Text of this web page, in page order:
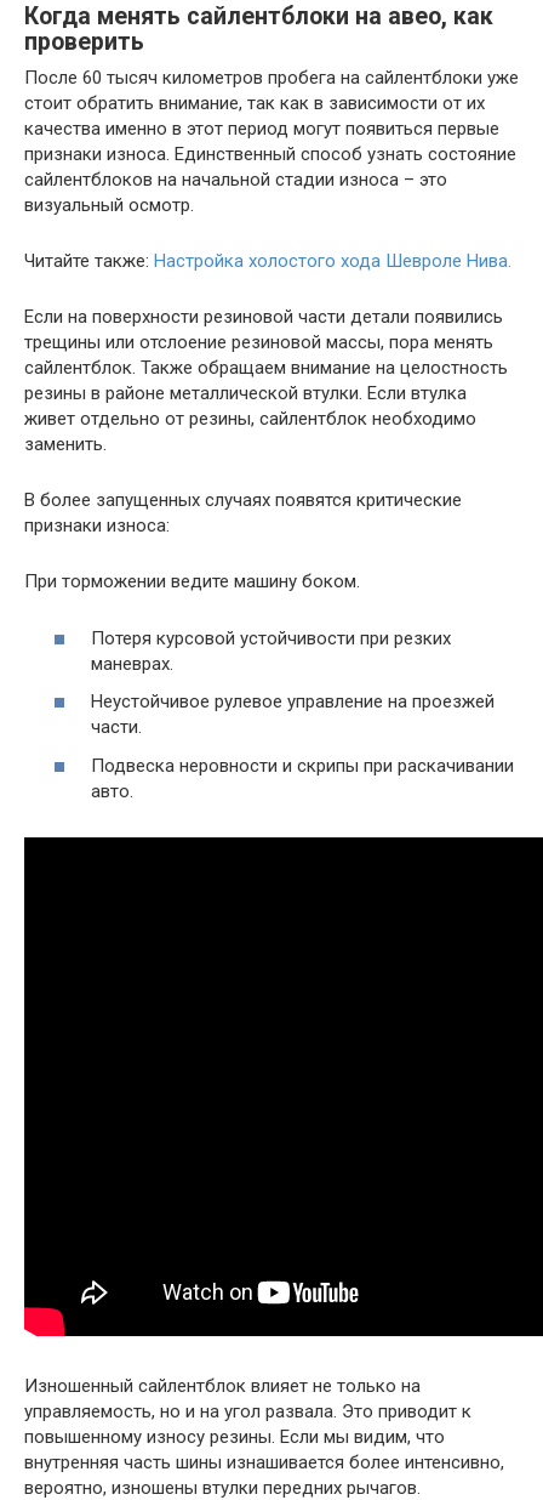
Когда менять сайлентблоки на авео, как
проверить
После 60 тысяч километров пробега на сайлентблоки уже
стоит обратить внимание, так как в зависимости от их
качества именно в этот период могут появиться первые
признаки износа. Единственный способ узнать состояние
сайлентблоков на начальной стадии износа – это
визуальный осмотр.
Читайте также: Настройка холостого хода Шевроле Нива.
Если на поверхности резиновой части детали появились
трещины или отслоение резиновой массы, пора менять
сайлентблок. Также обращаем внимание на целостность
резины в районе металлической втулки. Если втулка
живет отдельно от резины, сайлентблок необходимо
заменить.
В более запущенных случаях появятся критические
признаки износа:
При торможении ведите машину боком.
Потеря курсовой устойчивости при резких
маневрах.
Неустойчивое рулевое управление на проезжей
части.
Подвеска неровности и скрипы при раскачивании
авто.
Изношенный сайлентблок влияет не только на
управляемость, но и на угол развала. Это приводит к
повышенному износу резины. Если мы видим, что
внутренняя часть шины изнашивается более интенсивно,
вероятно, изношены втулки передних рычагов.